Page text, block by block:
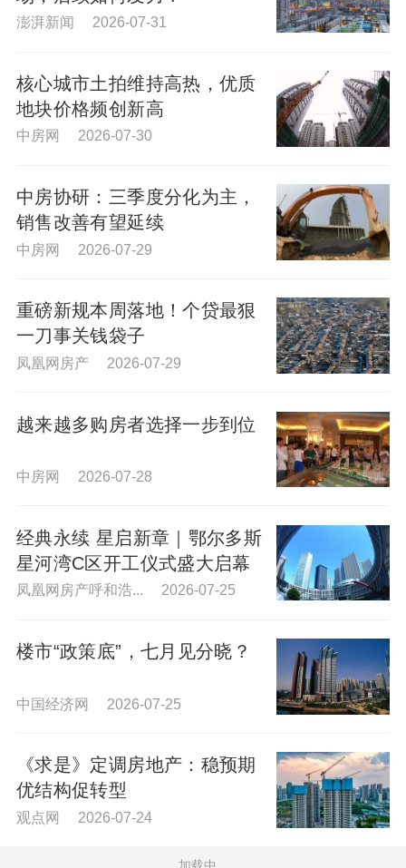
澎湃新闻 2026-07-31
核心城市土拍维持高热，优质
地块价格频创新高
中房网 2026-07-30
中房协研：三季度分化为主，
销售改善有望延续
中房网 2026-07-29
重磅新规本周落地！个贷最狠
一刀事关钱袋子
凤凰网房产 2026-07-29
越来越多购房者选择一步到位
中房网 2026-07-28
经典永续 星启新章｜鄂尔多斯
星河湾C区开工仪式盛大启幕
凤凰网房产呼和浩... 2026-07-25
楼市“政策底”，七月见分晓？
中国经济网 2026-07-25
《求是》定调房地产：稳预期
优结构促转型
观点网 2026-07-24